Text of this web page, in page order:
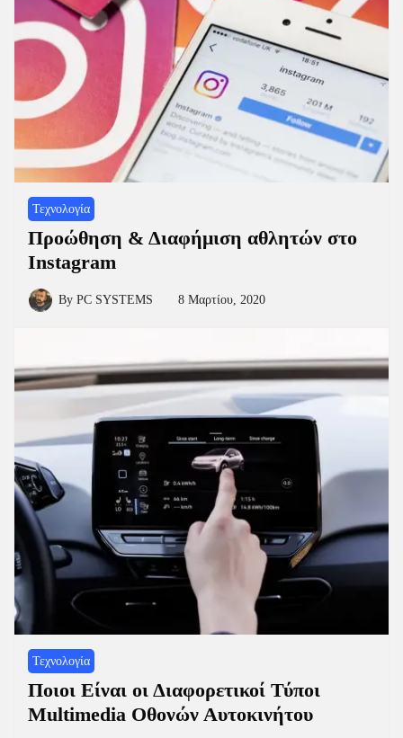
Τεχνολογία
Προώθηση & Διαφήμιση αθλητών στο
Instagram
By PC SYSTEMS 8 Μαρτίου, 2020
Τεχνολογία
Ποιοι Είναι οι Διαφορετικοί Τύποι
Multimedia Οθονών Αυτοκινήτου